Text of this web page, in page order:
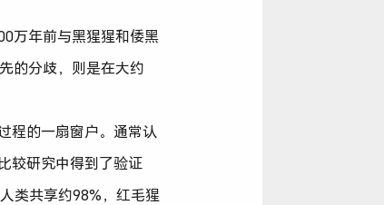
万年前与黑猩猩和倭黑
的分歧，则是在大约
程的一扇窗户。通常认
较研究中得到了验证
类共享约98%，红毛猩